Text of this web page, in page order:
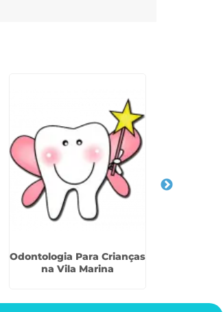
Odontologia Para Crianças
na Vila Marina